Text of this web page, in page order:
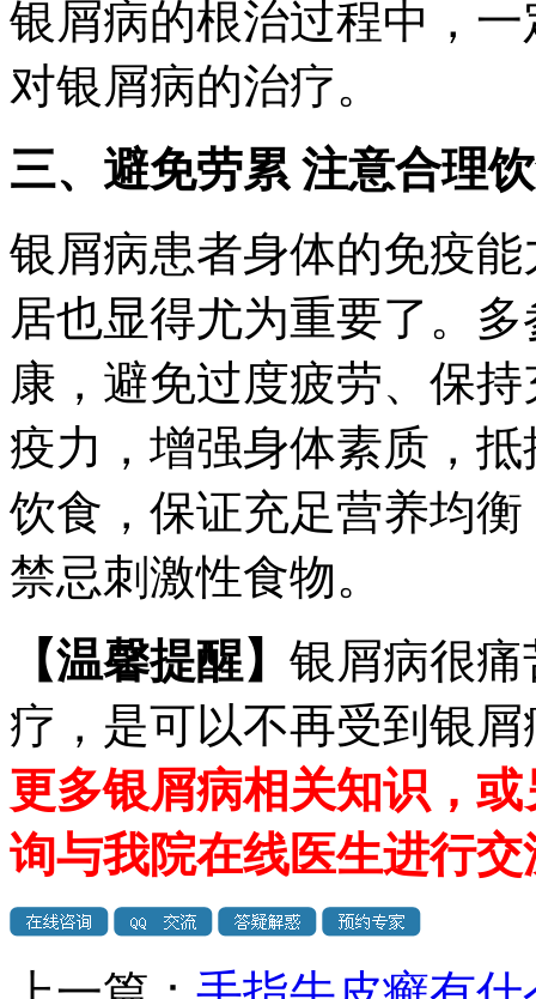
银屑病的根治过程中，
对银屑病的治疗。
三、避免劳累 注意合理
银屑病患者身体的免疫
居也显得尤为重要了。
康，避免过度疲劳、保
疫力，增强身体素质，
饮食，保证充足营养均
禁忌刺激性食物。
【温馨提醒】 银屑病很
疗，是可以不再受到银
更多银屑病相关知识，
询与我院在线医生进行交